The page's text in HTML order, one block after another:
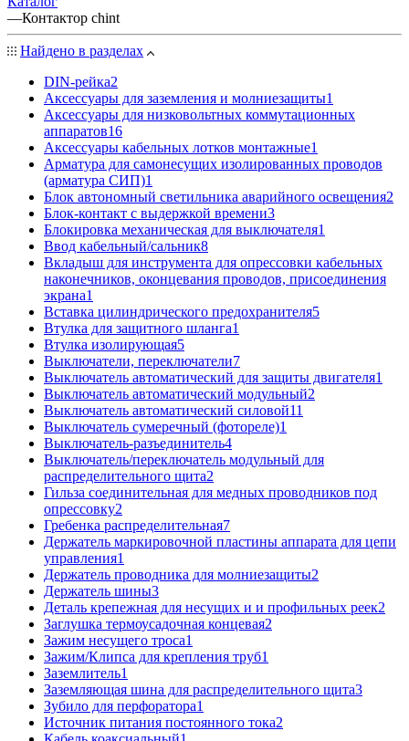
—Контактор сhint
Найдено в разделах
DIN-рейка2
Аксессуары для заземления и молниезащиты1
Аксессуары для низковольтных коммутационных
аппаратов16
Аксессуары кабельных лотков монтажные1
Арматура для самонесущих изолированных проводов
(арматура СИП)1
Блок автономный светильника аварийного освещения2
Блок-контакт с выдержкой времени3
Блокировка механическая для выключателя1
Ввод кабельный/сальник8
Вкладыш для инструмента для опрессовки кабельных
наконечников, оконцевания проводов, присоединения
экрана1
Вставка цилиндрического предохранителя5
Втулка для защитного шланга1
Втулка изолирующая5
Выключатели, переключатели7
Выключатель автоматический для защиты двигателя1
Выключатель автоматический модульный2
Выключатель автоматический силовой11
Выключатель сумеречный (фотореле)1
Выключатель-разъединитель4
Выключатель/переключатель модульный для
распределительного щита2
Гильза соединительная для медных проводников под
опрессовку2
Гребенка распределительная7
Держатель маркировочной пластины аппарата для цепи
управления1
Держатель проводника для молниезащиты2
Держатель шины3
Деталь крепежная для несущих и и профильных реек2
Заглушка термоусадочная концевая2
Зажим несущего троса1
Зажим/Клипса для крепления труб1
Заземлитель1
Заземляющая шина для распределительного щита3
Зубило для перфоратора1
Источник питания постоянного тока2